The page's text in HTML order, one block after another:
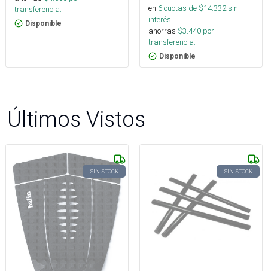
transferencia.
Disponible
en 6cuotas de $14.332sin
interés
ahorras $3.440 por
transferencia.
Disponible
Últimos Vistos
SIN STOCK SIN STOCK